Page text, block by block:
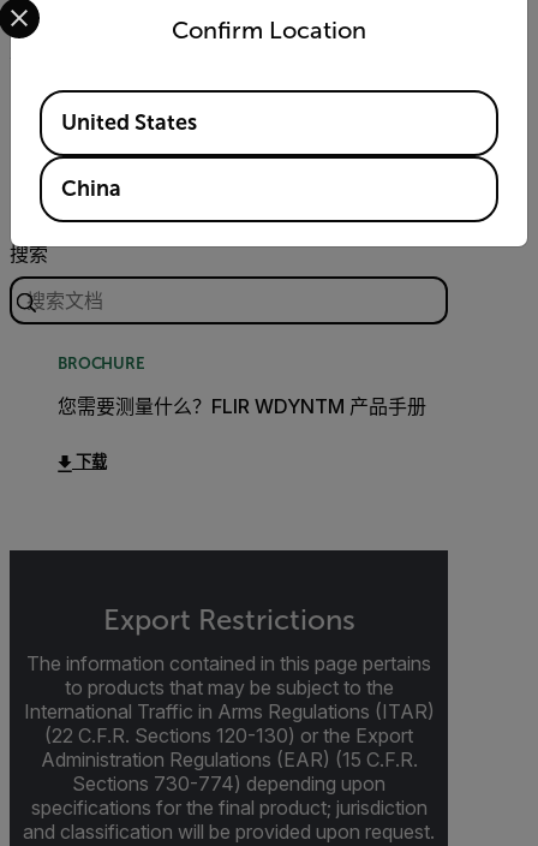
0.1mm/s
资源和支持
搜索
BROCHURE
您需要测量什么？FLIR WDYNTM 产品手册
下载
Export Restrictions
The information contained in this page pertains
to products that may be subject to the
International Traffic in Arms Regulations (ITAR)
(22 C.F.R. Sections 120-130) or the Export
Administration Regulations (EAR) (15 C.F.R.
Sections 730-774) depending upon
specifications for the final product; jurisdiction
and classification will be provided upon request.
Confirm Location
Available Locations
United States
China